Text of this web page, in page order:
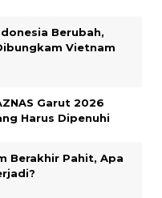
Berubah,
Vietnam
Garut 2026
Harus Dipenuhi
Berakhir Pahit, Apa